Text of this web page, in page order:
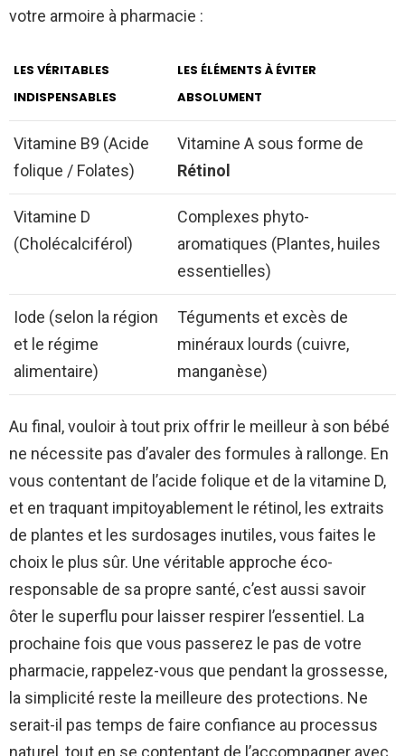
votre armoire à pharmacie :
LES VÉRITABLES
INDISPENSABLES
LES ÉLÉMENTS À ÉVITER
ABSOLUMENT
Vitamine B9 (Acide
folique / Folates)
Vitamine A sous forme de
Rétinol
Vitamine D
(Cholécalciférol)
Complexes phyto-
aromatiques (Plantes, huiles
essentielles)
Iode (selon la région
et le régime
alimentaire)
Téguments et excès de
minéraux lourds (cuivre,
manganèse)
Au final, vouloir à tout prix offrir le meilleur à son bébé
ne nécessite pas d’avaler des formules à rallonge. En
vous contentant de l’acide folique et de la vitamine D,
et en traquant impitoyablement le rétinol, les extraits
de plantes et les surdosages inutiles, vous faites le
choix le plus sûr. Une véritable approche éco-
responsable de sa propre santé, c’est aussi savoir
ôter le superflu pour laisser respirer l’essentiel. La
prochaine fois que vous passerez le pas de votre
pharmacie, rappelez-vous que pendant la grossesse,
la simplicité reste la meilleure des protections. Ne
serait-il pas temps de faire confiance au processus
naturel, tout en se contentant de l’accompagner avec